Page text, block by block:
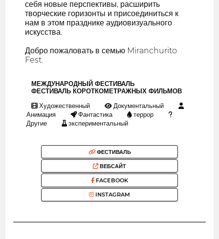
себя новые перспективы, расширить
творческие горизонты и присоединиться к
нам в этом празднике аудиовизуального
искусства.
Добро пожаловать в семью Miranchurito
Fest.
МЕЖДУНАРОДНЫЙ ФЕСТИВАЛЬ
ФЕСТИВАЛЬ КОРОТКОМЕТРАЖНЫХ ФИЛЬМОВ
Художественный
Документальный
Анимация
Фантастика
террор
Другие
экспериментальный
ФЕСТИВАЛЬ
ВЕБСАЙТ
FACEBOOK
INSTAGRAM